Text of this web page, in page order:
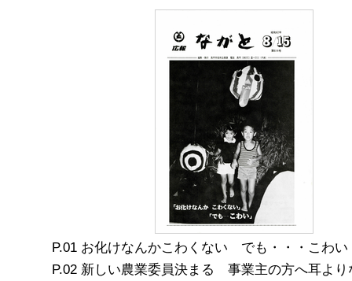
お化けなんかこわくない でも・・・こわい
新しい農業委員決まる 事業主の方へ耳よ